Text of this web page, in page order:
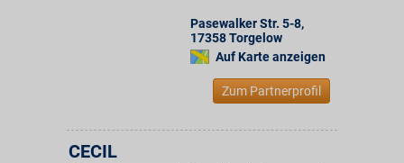
Pasewalker Str. 5-8,
17358Torgelow
Auf Karte anzeigen
Zum Partnerprofil
CECIL